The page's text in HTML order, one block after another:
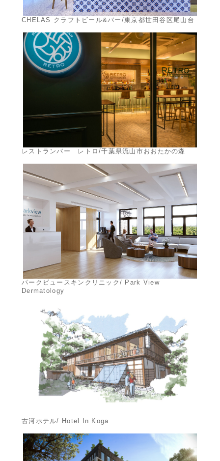
CHELAS クラフトビール&バー/東京都世田谷区尾山台
レストランバー レトロ/千葉県流山市おおたかの森
パークビュースキンクリニック/ Park View
Dermatology
古河ホテル/ Hotel In Koga